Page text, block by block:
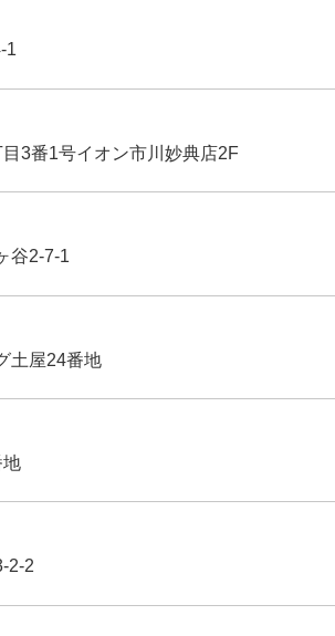
1
3番1号イオン市川妙典店2F
谷2-7-1
土屋24番地
2-2